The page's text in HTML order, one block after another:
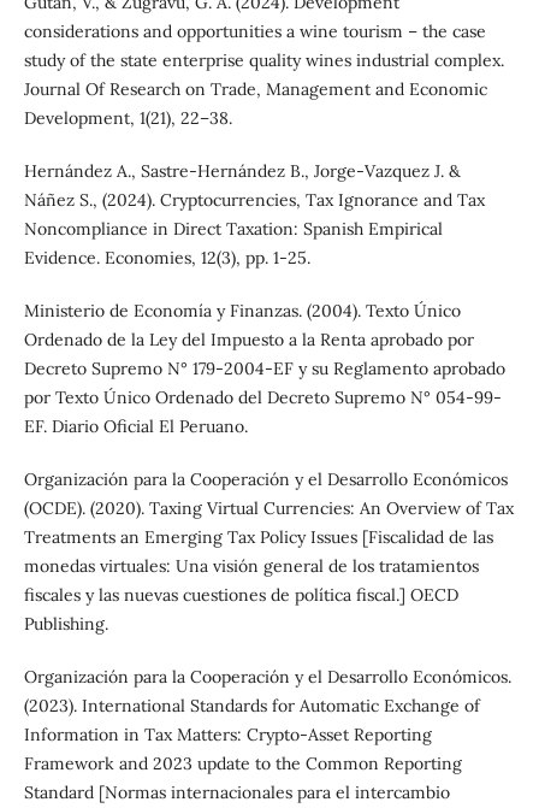
considerations and opportunities a wine tourism – the case
study of the state enterprise quality wines industrial complex.
Journal Of Research on Trade, Management and Economic
Development, 1(21), 22–38.
Hernández A., Sastre-Hernández B., Jorge-Vazquez J. &
Náñez S., (2024). Cryptocurrencies, Tax Ignorance and Tax
Noncompliance in Direct Taxation: Spanish Empirical
Evidence. Economies, 12(3), pp. 1-25.
Ministerio de Economía y Finanzas. (2004). Texto Único
Ordenado de la Ley del Impuesto a la Renta aprobado por
Decreto Supremo N° 179-2004-EF y su Reglamento aprobado
por Texto Único Ordenado del Decreto Supremo N° 054-99-
EF. Diario Oficial El Peruano.
Organización para la Cooperación y el Desarrollo Económicos
(OCDE). (2020). Taxing Virtual Currencies: An Overview of Tax
Treatments an Emerging Tax Policy Issues [Fiscalidad de las
monedas virtuales: Una visión general de los tratamientos
fiscales y las nuevas cuestiones de política fiscal.] OECD
Publishing.
Organización para la Cooperación y el Desarrollo Económicos.
(2023). International Standards for Automatic Exchange of
Information in Tax Matters: Crypto-Asset Reporting
Framework and 2023 update to the Common Reporting
Standard [Normas internacionales para el intercambio